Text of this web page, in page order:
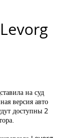
Levorg
на суд
версия авто
доступны 2